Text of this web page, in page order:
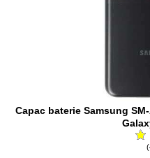
Capac baterie Samsung